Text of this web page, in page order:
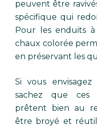
peuvent être
spécifique qui
Pour les enduits
chaux colorée
en préservant les
Si vous
sachez que ces
prêtent bien au
être broyé et